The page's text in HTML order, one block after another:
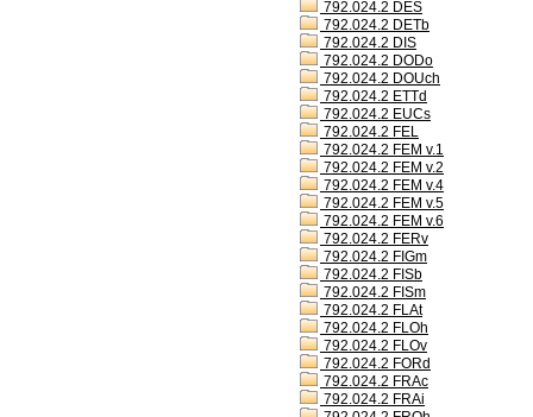
792.024.2 DES
792.024.2 DETb
792.024.2 DIS
792.024.2 DODo
792.024.2 DOUch
792.024.2 ETTd
792.024.2 EUCs
792.024.2 FEL
792.024.2 FEM v.1
792.024.2 FEM v.2
792.024.2 FEM v.4
792.024.2 FEM v.5
792.024.2 FEM v.6
792.024.2 FERv
792.024.2 FIGm
792.024.2 FISb
792.024.2 FISm
792.024.2 FLAt
792.024.2 FLOh
792.024.2 FLOv
792.024.2 FORd
792.024.2 FRAc
792.024.2 FRAi